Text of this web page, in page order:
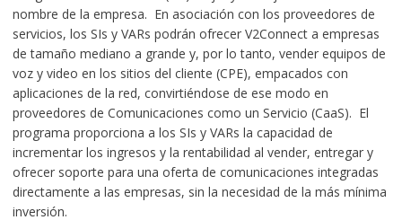
nombre de la empresa. En asociación con los proveedores de
servicios, los SIs y VARs podrán ofrecer V2Connect a empresas
de tamaño mediano a grande y, por lo tanto, vender equipos de
voz y video en los sitios del cliente (CPE), empacados con
aplicaciones de la red, convirtiéndose de ese modo en
proveedores de Comunicaciones como un Servicio (CaaS). El
programa proporciona a los SIs y VARs la capacidad de
incrementar los ingresos y la rentabilidad al vender, entregar y
ofrecer soporte para una oferta de comunicaciones integradas
directamente a las empresas, sin la necesidad de la más mínima
inversión.